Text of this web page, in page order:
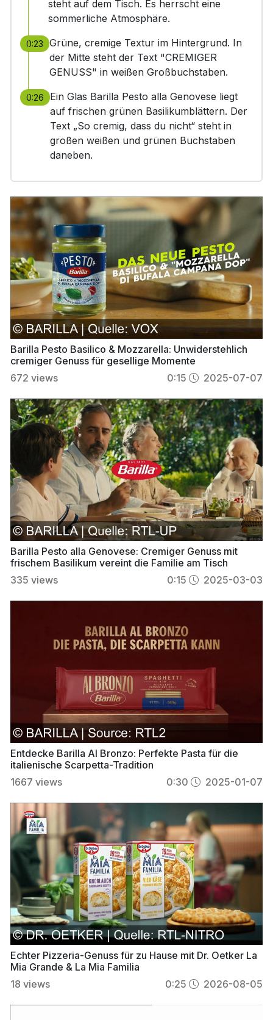
steht auf dem Tisch. Es herrscht eine
sommerliche Atmosphäre.
0:23
Grüne, cremige Textur im Hintergrund. In
der Mitte steht der Text "CREMIGER
GENUSS" in weißen Großbuchstaben.
0:26
Ein Glas Barilla Pesto alla Genovese liegt
auf frischen grünen Basilikumblättern. Der
Text „So cremig, dass du nicht“ steht in
großen weißen und grünen Buchstaben
daneben.
Barilla Pesto Basilico & Mozzarella: Unwiderstehlich
cremiger Genuss für gesellige Momente
672 views 0:15 2025-07-07
Barilla Pesto alla Genovese: Cremiger Genuss mit
frischem Basilikum vereint die Familie am Tisch
335 views 0:15 2025-03-03
Entdecke Barilla Al Bronzo: Perfekte Pasta für die
italienische Scarpetta-Tradition
1667 views 0:30 2025-01-07
Echter Pizzeria-Genuss für zu Hause mit Dr. Oetker La
Mia Grande & La Mia Familia
18 views 0:25 2026-08-05